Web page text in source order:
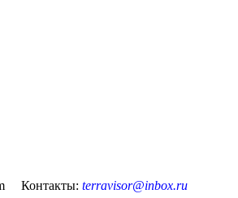
Контакты: terravisor@inbox.ru